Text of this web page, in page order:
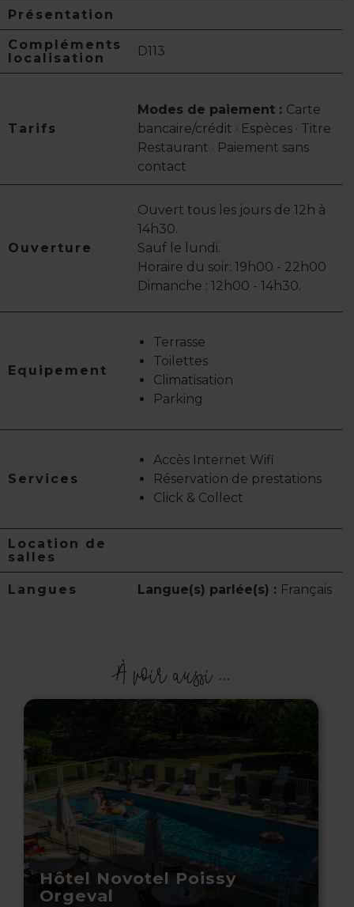
Présentation
Compléments
localisation
D113
Tarifs
Modes de paiement : Carte
bancaire/crédit · Espèces · Titre
Restaurant · Paiement sans
contact
Ouverture
Ouvert tous les jours de 12h à
14h30.
Sauf le lundi.
Horaire du soir: 19h00 - 22h00
Dimanche : 12h00 - 14h30.
Equipement
Terrasse
Toilettes
Climatisation
Parking
Services
Accès Internet Wifi
Réservation de prestations
Click & Collect
Location de
salles
Langues Langue(s) parlée(s) : Français
À voir aussi ...
Hôtel Novotel Poissy
Orgeval